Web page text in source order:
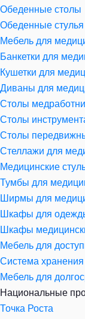
Обеденные столы
Обеденные стулья
Мебель для
Банкетки для
Кушетки для
Диваны для
Столы
Столы
Столы
Стеллажи для
Медицинские
Тумбы для
Ширмы для
Шкафы для
Шкафы
Мебель для
Система
Мебель для
Национальные
Точка Роста